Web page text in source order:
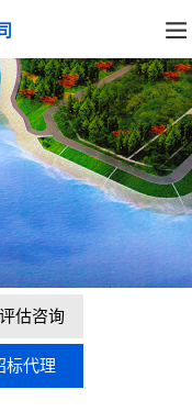
估咨询
标代理